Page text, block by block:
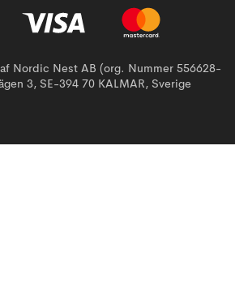
Nordic Nest AB (org. Nummer 556628-
3, SE-394 70 KALMAR, Sverige